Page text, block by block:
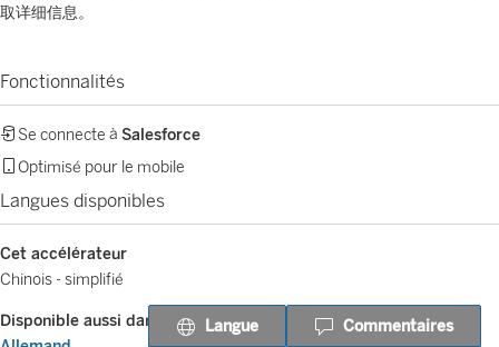
取详细信息。
Fonctionnalités
Se connecte à Salesforce
Optimisé pour le mobile
Langues disponibles
Cet accélérateur
Chinois - simplifié
Disponible aussi dans
Langue Commentaires